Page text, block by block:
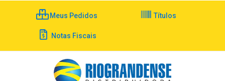
Meus Pedidos Títulos
Notas Fiscais